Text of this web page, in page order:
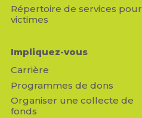
Répertoire de services pour
victimes
Impliquez-vous
Carrière
Programmes de dons
Organiser une collecte de
fonds